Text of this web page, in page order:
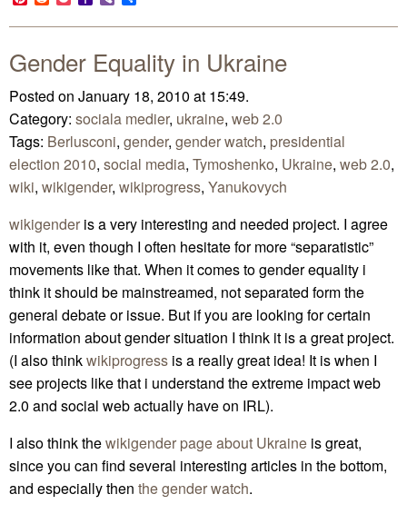
Mail
Gender Equality in Ukraine
Posted on January 18, 2010 at 15:49.
Category: sociala medier, ukraine, web 2.0
Tags: Berlusconi, gender, gender watch, presidential
election 2010, social media, Tymoshenko, Ukraine, web 2.0,
wiki, wikigender, wikiprogress, Yanukovych
wikigender is a very interesting and needed project. I agree
with it, even though I often hesitate for more “separatistic”
movements like that. When it comes to gender equality i
think it should be mainstreamed, not separated form the
general debate or issue. But if you are looking for certain
information about gender situation I think it is a great project.
(I also thinkwikiprogress is a really great idea! It is when I
see projects like that i understand the extreme impact web
2.0 and social web actually have on IRL).
I also think thewikigender page about Ukraine is great,
since you can find several interesting articles in the bottom,
and especially then the gender watch.